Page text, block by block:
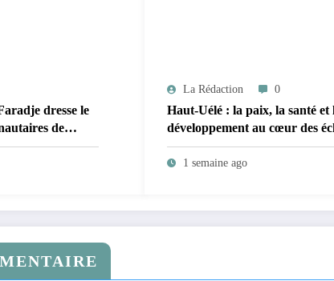
dresse le
de
KGM S.A et
La Rédaction 0
Haut-Uélé : la paix, la santé et
développement au cœur des
vice-gouverneur Christophe
les chefs des secteurs de
1 semaine ago